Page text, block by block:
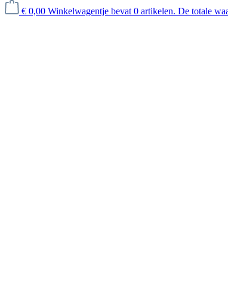
€ 0,00 Winkelwagentje bevat 0 artikelen. De totale